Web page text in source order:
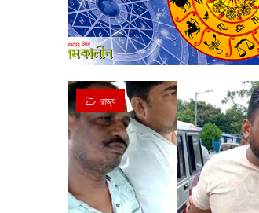
‌ রাজ্য